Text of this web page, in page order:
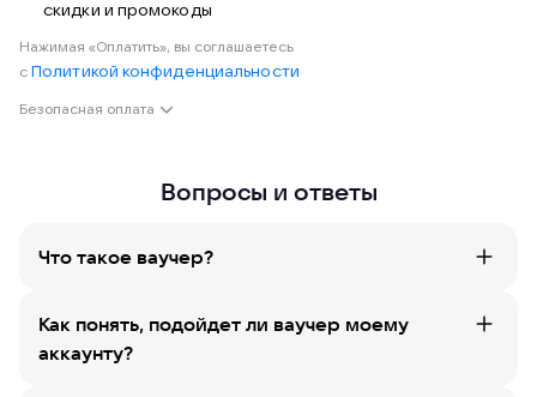
скидки и промокоды
Нажимая «Оплатить», вы соглашаетесь
с Политикой конфиденциальности
Безопасная оплата
Вопросы и ответы
Что такое ваучер?
Как понять, подойдет ли ваучер моему
аккаунту?